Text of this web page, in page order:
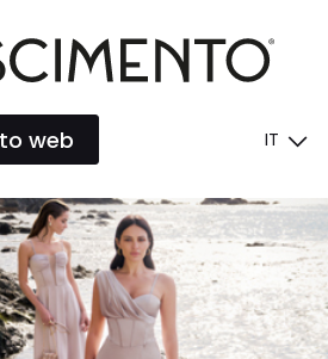
web IT